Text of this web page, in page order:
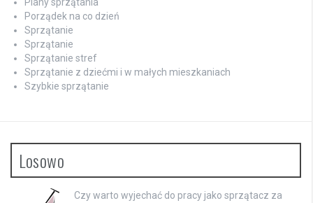
Porządek na co dzień
Sprzątanie
Sprzątanie
Sprzątanie stref
Sprzątanie z dziećmi i w małych mieszkaniach
Szybkie sprzątanie
Losowo
Czy warto wyjechać do pracy jako sprzątacz za